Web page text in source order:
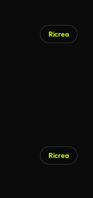
Ricrea
Ricrea